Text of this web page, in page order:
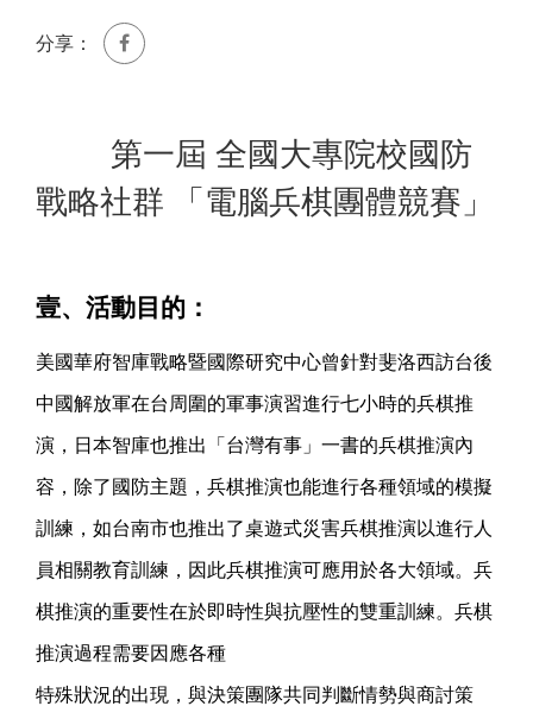
分享：
第一屆 全國大專院校國防
戰略社群 「電腦兵棋團體競賽」
壹、活動目的：
美國華府智庫戰略暨國際研究中心曾針對斐洛西訪台後
中國解放軍在台周圍的軍事演習進行七小時的兵棋推
演，日本智庫也推出「台灣有事」一書的兵棋推演內
容，除了國防主題，兵棋推演也能進行各種領域的模擬
訓練，如台南市也推出了桌遊式災害兵棋推演以進行人
員相關教育訓練，因此兵棋推演可應用於各大領域。兵
棋推演的重要性在於即時性與抗壓性的雙重訓練。兵棋
推演過程需要因應各種
特殊狀況的出現，與決策團隊共同判斷情勢與商討策